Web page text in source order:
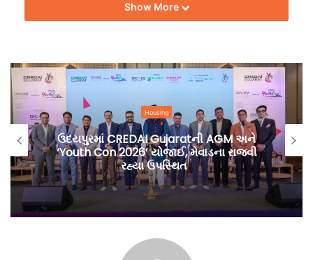
WTC શમશાબાદ હૈદરાબાદ એરપોર્ટથી થોડાક 100 મીટર દૂર મહેશ્વરમ
મંડલના રવિર્યાલા ગામમાં હાર્ડવેર પાર્કમાં આવશે.
Show More
અને
Housing
અમદાવાદના હેરિટેજ ઝોનમાં મોટા
સરકારનો પ્રતિબંધ